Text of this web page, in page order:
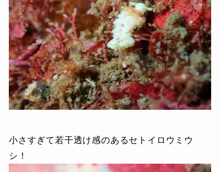
小さすぎて若干透け感のあるセトイロウミウ
シ！